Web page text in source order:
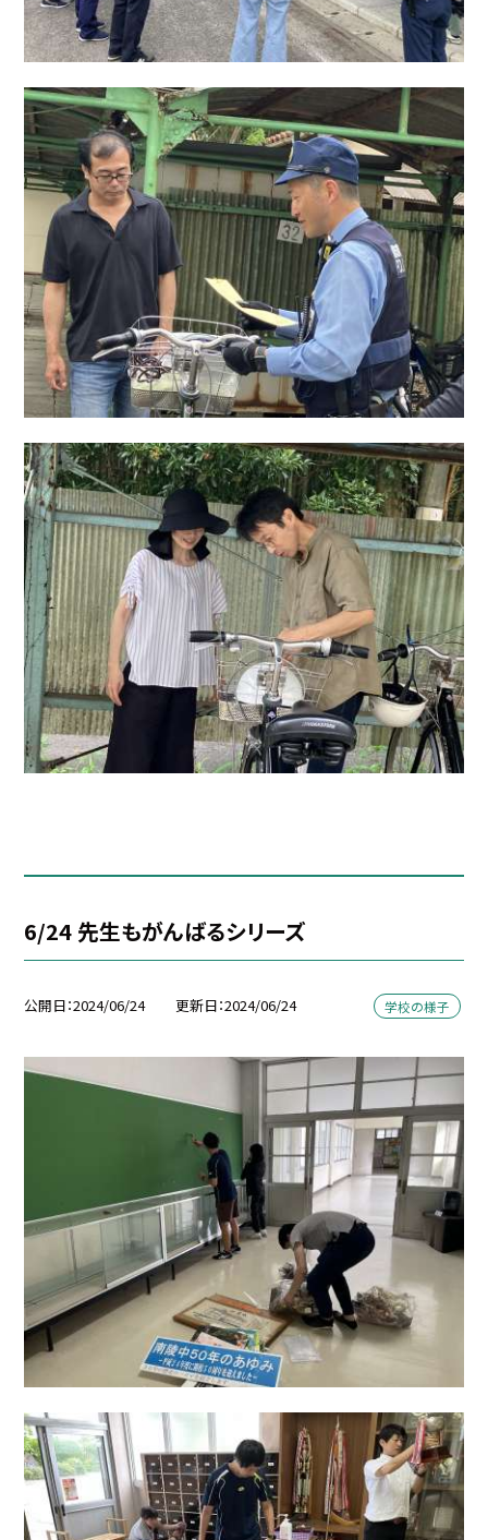
6/24 先生もがんばるシリーズ
公開日 2024/06/24 更新日 2024/06/24 学校の様子